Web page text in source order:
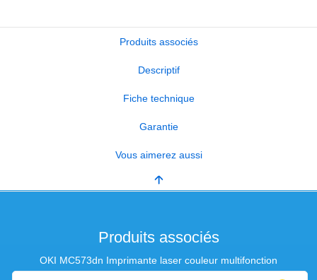
Produits associés
Descriptif
Fiche technique
Garantie
Vous aimerez aussi
Produits associés
OKI MC573dn Imprimante laser couleur multifonction